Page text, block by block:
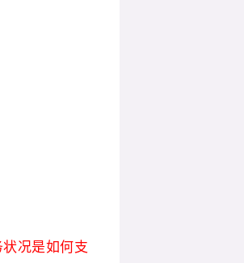
况是如何支